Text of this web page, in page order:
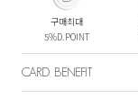
구매최대
5%D.POINT
CARD BENEFIT